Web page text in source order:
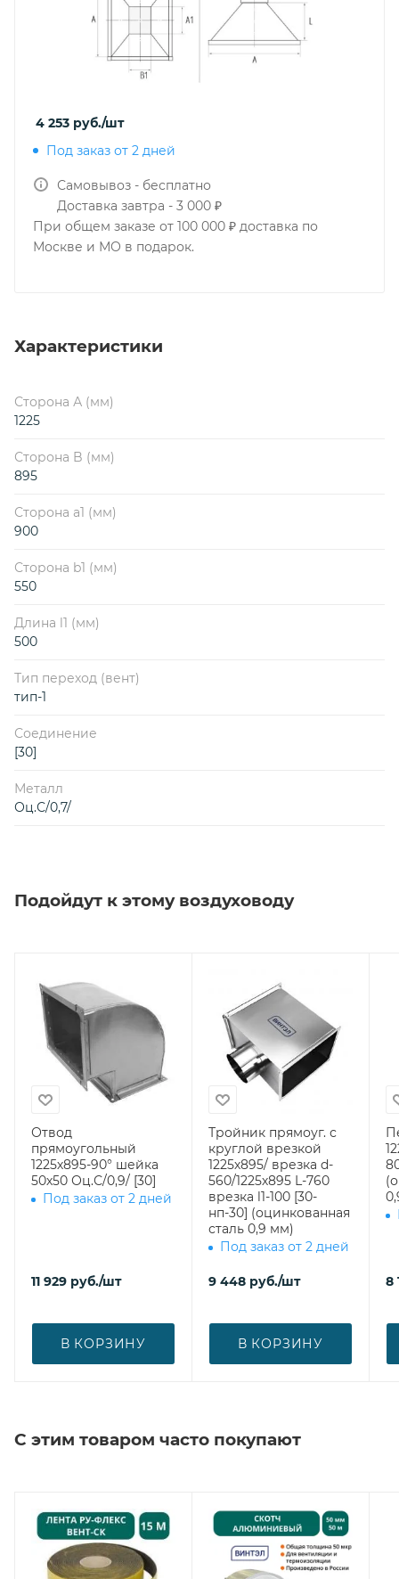
4 253 руб./шт
Под заказ от 2 дней
Самовывоз - бесплатно
Доставка завтра - 3 000 ₽
При общем заказе от 100 000 ₽ доставка по
Москве и МО в подарок.
Характеристики
Сторона А (мм)
1225
Сторона B (мм)
895
Сторона a1 (мм)
900
Сторона b1 (мм)
550
Длина l1 (мм)
500
Тип переход (вент)
тип-1
Соединение
[30]
Металл
Оц.С/0,7/
Подойдут к этому воздуховоду
Отвод
прямоугольный
1225х895-90° шейка
50х50 Оц.С/0,9/ [30]
Под заказ от 2 дней
11 929 руб./шт
В КОРЗИНУ
Тройник прямоуг. с
круглой врезкой
1225х895/ врезка d-
560/1225х895 L-760
врезка l1-100 [30-
нп-30] (оцинкованная
сталь 0,9 мм)
Под заказ от 2 дней
9 448 руб./шт
В КОРЗИНУ
8
С этим товаром часто покупают